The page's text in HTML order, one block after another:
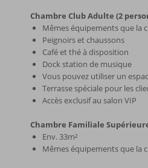
Chambre Club Adulte (2
Mêmes équipements que la
Peignoirs et chaussons
Café et thé à disposition
Dock station de musique
Vous pouvez utiliser un
Terrasse spéciale pour les
Accès exclusif au salon VIP
Chambre Familiale
Env. 33m²
Mêmes équipements que la